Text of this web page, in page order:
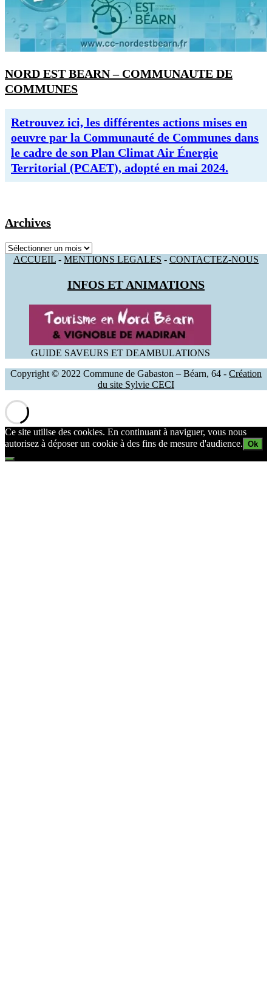
NORD EST BEARN – COMMUNAUTE DE
COMMUNES
Retrouvez ici, les différentes actions mises en
oeuvre par la Communauté de Communes dans
le cadre de son Plan Climat Air Énergie
Territorial (PCAET), adopté en mai 2024.
Archives
Archives
ACCUEIL - MENTIONS LEGALES - CONTACTEZ-NOUS
INFOS ET ANIMATIONS
GUIDE SAVEURS ET DEAMBULATIONS
Copyright © 2022 Commune de Gabaston – Béarn, 64 - Création
du site Sylvie CECI
Ce site utilise des cookies. En continuant à naviguer, vous nous
autorisez à déposer un cookie à des fins de mesure d'audience. Ok